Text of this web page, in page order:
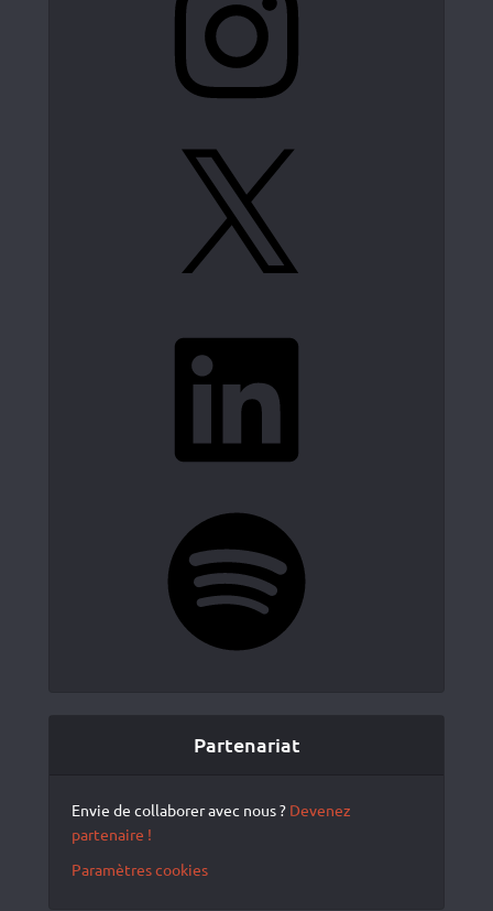
Partenariat
Envie de collaborer avec nous ? Devenez
partenaire !
Paramètres cookies